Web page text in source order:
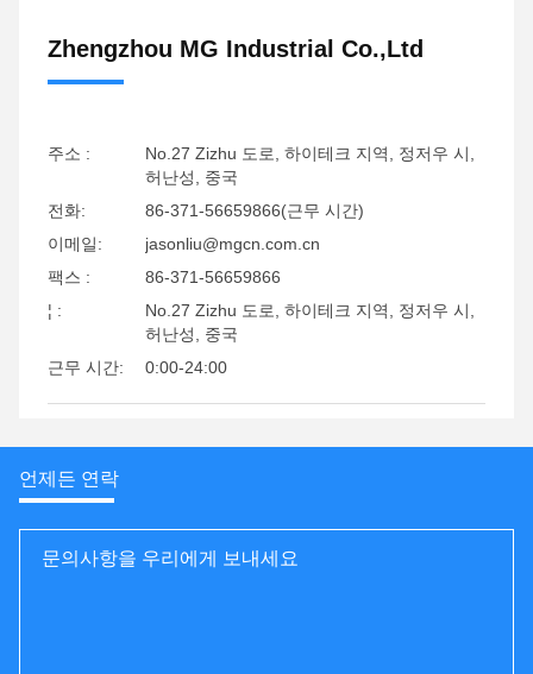
Zhengzhou MG Industrial Co.,Ltd
주소 :
No.27 Zizhu 도로, 하이테크 지역, 정저우 시,
허난성, 중국
전화:
86-371-56659866(근무 시간)
이메일:
jasonliu@mgcn.com.cn
팩스 :
86-371-56659866
¦ :
No.27 Zizhu 도로, 하이테크 지역, 정저우 시,
허난성, 중국
근무 시간:
0:00-24:00
언제든 연락